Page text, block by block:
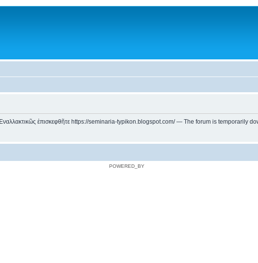
᾿Εναλλακτικῶς ἐπισκεφθῆτε https://seminaria-typikon.blogspot.com/ — The forum is
POWERED_BY